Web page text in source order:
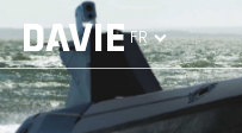
FR